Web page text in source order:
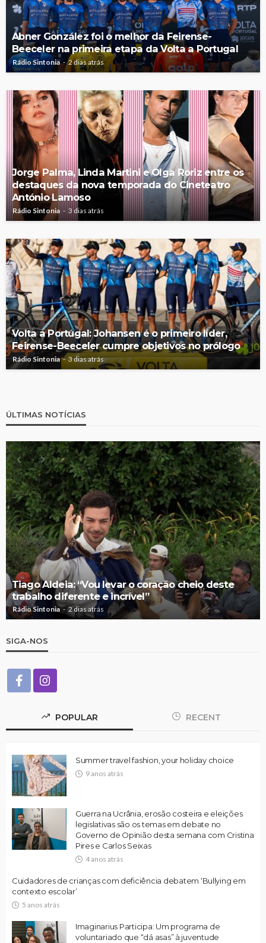
Abner González foi o melhor da Feirense-
Beeceler na primeira etapa da Volta a Portugal
Rádio Sintonia 2 dias atrás
Jorge Palma, Linda Martini e Olga Roriz entre os
destaques da nova temporada do Cineteatro
António Lamoso
Rádio Sintonia 3 dias atrás
Volta a Portugal: Johansen é o primeiro líder,
Feirense-Beeceler cumpre objetivos no prólogo
Rádio Sintonia 3 dias atrás
ÚLTIMAS NOTÍCIAS
Tiago Aldeia: “Vou levar o coração cheio deste
trabalho diferente e incrível”
Rádio Sintonia 2 dias atrás
SIGA-NOS
POPULAR RECENT
Summer travel fashion, your holiday choice
9 anos atrás
Guerra na Ucrânia, erosão costeira e eleições
legislativas são os temas em debate no
Governo de Opinião desta semana com Cristina
Pires e Carlos Seixas
4 anos atrás
Cuidadores de crianças com deficiência debatem ‘Bullying em
contexto escolar’
5 anos atrás
Imaginarius Participa: Um programa de
voluntariado que “dá asas” à juventude